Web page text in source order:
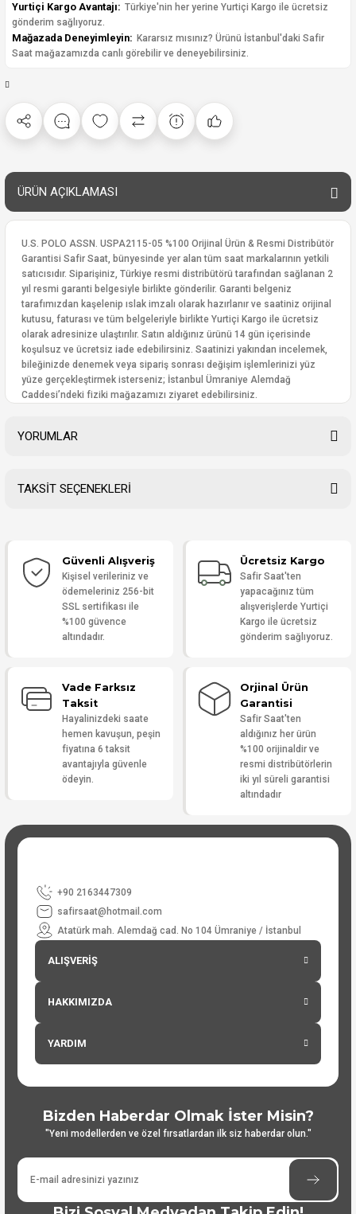
Yurtiçi Kargo Avantajı: Türkiye'nin her yerine Yurtiçi Kargo ile ücretsiz
gönderim sağlıyoruz.
Mağazada Deneyimleyin: Kararsız mısınız? Ürünü İstanbul'daki Safir
Saat mağazamızda canlı görebilir ve deneyebilirsiniz.
ÜRÜN AÇIKLAMASI
U.S. POLO ASSN. USPA2115-05 %100 Orijinal Ürün & Resmi Distribütör
Garantisi Safir Saat, bünyesinde yer alan tüm saat markalarının yetkili
satıcısıdır. Siparişiniz, Türkiye resmi distribütörü tarafından sağlanan 2
yıl resmi garanti belgesiyle birlikte gönderilir. Garanti belgeniz
tarafımızdan kaşelenip ıslak imzalı olarak hazırlanır ve saatiniz orijinal
kutusu, faturası ve tüm belgeleriyle birlikte Yurtiçi Kargo ile ücretsiz
olarak adresinize ulaştırılır. Satın aldığınız ürünü 14 gün içerisinde
koşulsuz ve ücretsiz iade edebilirsiniz. Saatinizi yakından incelemek,
bileğinizde denemek veya sipariş sonrası değişim işlemlerinizi yüz
yüze gerçekleştirmek isterseniz; İstanbul Ümraniye Alemdağ
Caddesi’ndeki fiziki mağazamızı ziyaret edebilirsiniz.
YORUMLAR
Yorum Yaz
TAKSİT SEÇENEKLERİ
Güvenli Alışveriş
Kişisel verileriniz ve
ödemeleriniz 256-bit
SSL sertifikası ile
%100 güvence
altındadır.
Ücretsiz Kargo
Safir Saat'ten
yapacağınız tüm
alışverişlerde Yurtiçi
Kargo ile ücretsiz
gönderim sağlıyoruz.
Vade Farksız
Taksit
Hayalinizdeki saate
hemen kavuşun, peşin
fiyatına 6 taksit
avantajıyla güvenle
ödeyin.
Orjinal Ürün
Garantisi
Safir Saat'ten
aldığınız her ürün
%100 orijinaldir ve
resmi distribütörlerin
iki yıl süreli garantisi
altındadır
+90 2163447309
safirsaat@hotmail.com
Atatürk mah. Alemdağ cad. No 104 Ümraniye / İstanbul
ALIŞVERİŞ
HAKKIMIZDA
YARDIM
Bizden Haberdar Olmak İster Misin?
"Yeni modellerden ve özel fırsatlardan ilk siz haberdar olun."